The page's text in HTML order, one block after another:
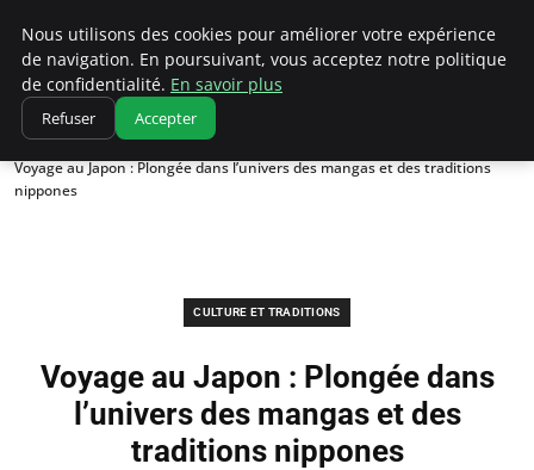
Correze Co
Accueil
Culture et traditions
Voyage au Japon : Plongée dans l’univers des mangas et des traditions
nippones
CULTURE ET TRADITIONS
Voyage au Japon : Plongée dans
l’univers des mangas et des
traditions nippones
Nous utilisons des cookies pour améliorer votre expérience
de navigation. En poursuivant, vous acceptez notre politique
de confidentialité. En savoir plus
Refuser Accepter